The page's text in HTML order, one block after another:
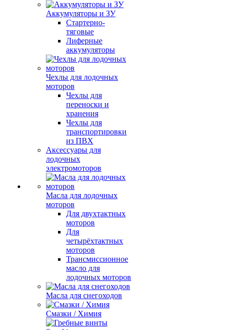
Аккумуляторы и ЗУ
Стартерно-
тяговые
Лиферные
аккумуляторы
Чехлы для лодочных
моторов
Чехлы для
переноски и
хранения
Чехлы для
транспортировки
из ПВХ
Аксессуары для
лодочных
электромоторов
Масла для лодочных
моторов
Для двухтактных
моторов
Для
четырёхтактных
моторов
Трансмиссионное
масло для
лодочных моторов
Масла для снегоходов
Смазки / Химия